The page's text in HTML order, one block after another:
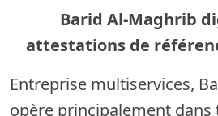
Barid Al-Maghrib
attestations de
Entreprise multiservices,
opère principalement